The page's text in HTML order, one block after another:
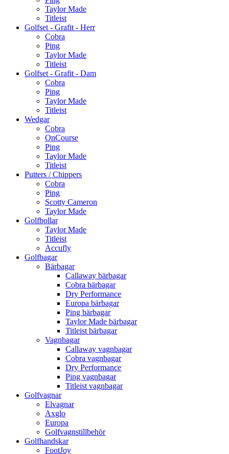
Taylor Made
Titleist
Golfset - Grafit - Herr
Cobra
Ping
Taylor Made
Titleist
Golfset - Grafit - Dam
Cobra
Ping
Taylor Made
Titleist
Wedgar
Cobra
OnCourse
Ping
Taylor Made
Titleist
Putters / Chippers
Cobra
Ping
Scotty Cameron
Taylor Made
Golfbollar
Taylor Made
Titleist
Accufly
Golfbagar
Bärbagar
Callaway bärbagar
Cobra bärbagar
Dry Performance
Europa bärbagar
Ping bärbagar
Taylor Made bärbagar
Titleist bärbagar
Vagnbagar
Callaway vagnbagar
Cobra vagnbagar
Dry Performance
Ping vagnbagar
Titleist vagnbagar
Golfvagnar
Elvagnar
Axglo
Europa
Golfvagnstillbehör
Golfhandskar
FootJoy